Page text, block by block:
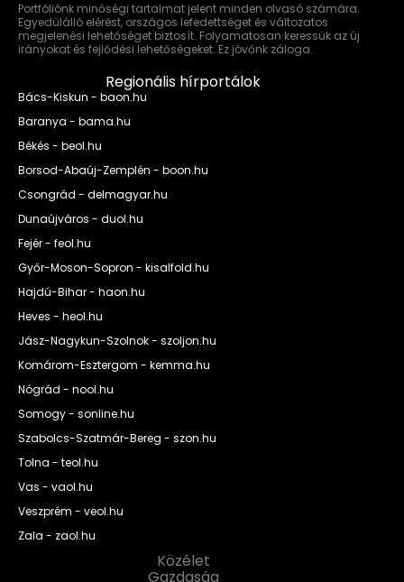
Portfóliónk minőségi tartalmat jelent minden olvasó számára.
Egyedülálló elérést, országos lefedettséget és változatos
megjelenési lehetőséget biztosít. Folyamatosan keressük az új
irányokat és fejlődési lehetőségeket. Ez jövőnk záloga.
Regionális hírportálok
Bács-Kiskun - baon.hu
Baranya - bama.hu
Békés - beol.hu
Borsod-Abaúj-Zemplén - boon.hu
Csongrád - delmagyar.hu
Dunaújváros - duol.hu
Fejér - feol.hu
Győr-Moson-Sopron - kisalfold.hu
Hajdú-Bihar - haon.hu
Heves - heol.hu
Jász-Nagykun-Szolnok - szoljon.hu
Komárom-Esztergom - kemma.hu
Nógrád - nool.hu
Somogy - sonline.hu
Szabolcs-Szatmár-Bereg - szon.hu
Tolna - teol.hu
Vas - vaol.hu
Veszprém - veol.hu
Zala - zaol.hu
Közélet
Gazdaság